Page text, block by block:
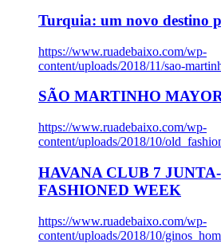
Turquia: um novo destino
https://www.ruadebaixo.com/wp-
content/uploads/2018/11/sao-
SÃO MARTINHO
https://www.ruadebaixo.com/wp-
content/uploads/2018/10/
HAVANA CLUB 7
FASHIONED WEEK
https://www.ruadebaixo.com/wp-
content/uploads/2018/10/